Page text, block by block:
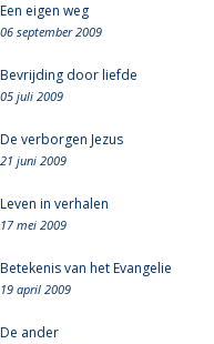
Een eigen weg
06 september 2009
Bevrijding door liefde
05 juli 2009
De verborgen Jezus
21 juni 2009
Leven in verhalen
17 mei 2009
Betekenis van het Evangelie
19 april 2009
De ander